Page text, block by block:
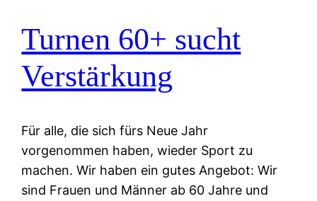
Turnen 60+ sucht
Verstärkung
Für alle, die sich fürs Neue Jahr
vorgenommen haben, wieder Sport zu
machen. Wir haben ein gutes Angebot: Wir
sind Frauen und Männer ab 60 Jahre und